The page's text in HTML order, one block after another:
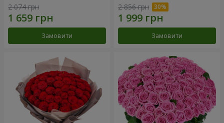
2 074 грн
Замовити
2 856 грн
Замовити